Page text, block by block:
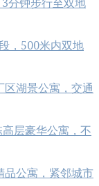
分钟步行至双地
，500米内双地
区湖景公寓，交通
层豪华公寓，不
公寓，紧邻城市